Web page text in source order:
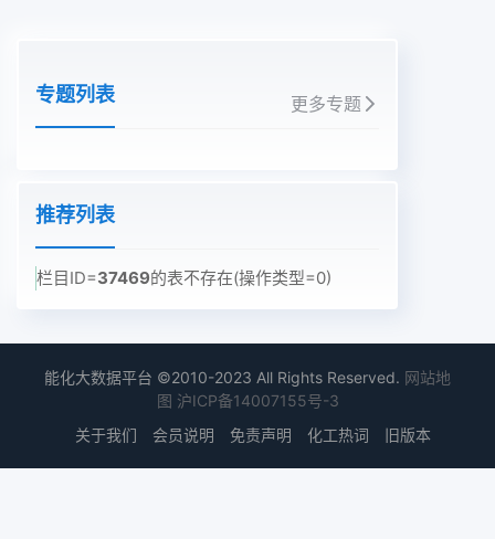
专题列表 更多专题
推荐列表
栏目ID=37469的表不存在(操作类型=0)
能化大数据平台 ©2010-2023 All Rights Reserved. 网站地
图 沪ICP备14007155号-3
关于我们
会员说明 免责声明 化工热词 旧版本